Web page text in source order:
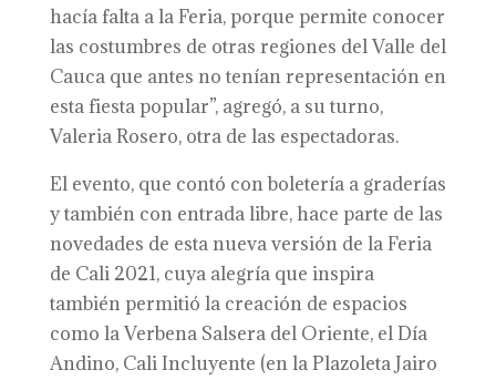
hacía falta a la Feria, porque permite conocer
las costumbres de otras regiones del Valle del
Cauca que antes no tenían representación en
esta fiesta popular”, agregó, a su turno,
Valeria Rosero, otra de las espectadoras.
El evento, que contó con boletería a graderías
y también con entrada libre, hace parte de las
novedades de esta nueva versión de la Feria
de Cali 2021, cuya alegría que inspira
también permitió la creación de espacios
como la Verbena Salsera del Oriente, el Día
Andino, Cali Incluyente (en la Plazoleta Jairo